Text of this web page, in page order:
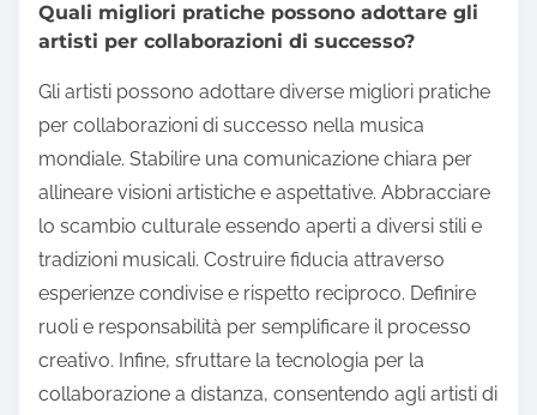
Quali migliori pratiche possono adottare gli
artisti per collaborazioni di successo?
Gli artisti possono adottare diverse migliori pratiche
per collaborazioni di successo nella musica
mondiale. Stabilire una comunicazione chiara per
allineare visioni artistiche e aspettative. Abbracciare
lo scambio culturale essendo aperti a diversi stili e
tradizioni musicali. Costruire fiducia attraverso
esperienze condivise e rispetto reciproco. Definire
ruoli e responsabilità per semplificare il processo
creativo. Infine, sfruttare la tecnologia per la
collaborazione a distanza, consentendo agli artisti di